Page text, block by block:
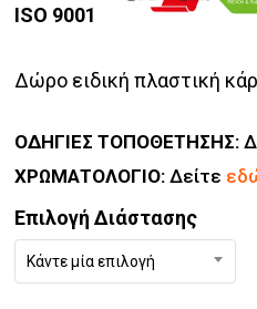
ISO 9001
Δώρο ειδική πλαστική
ΟΔΗΓΙΕΣ ΤΟΠΟΘΕΤΗΣΗΣ:
ΧΡΩΜΑΤΟΛΟΓΙΟ: Δείτε
Επιλογή Διάστασης
Κάντε μία επιλογή